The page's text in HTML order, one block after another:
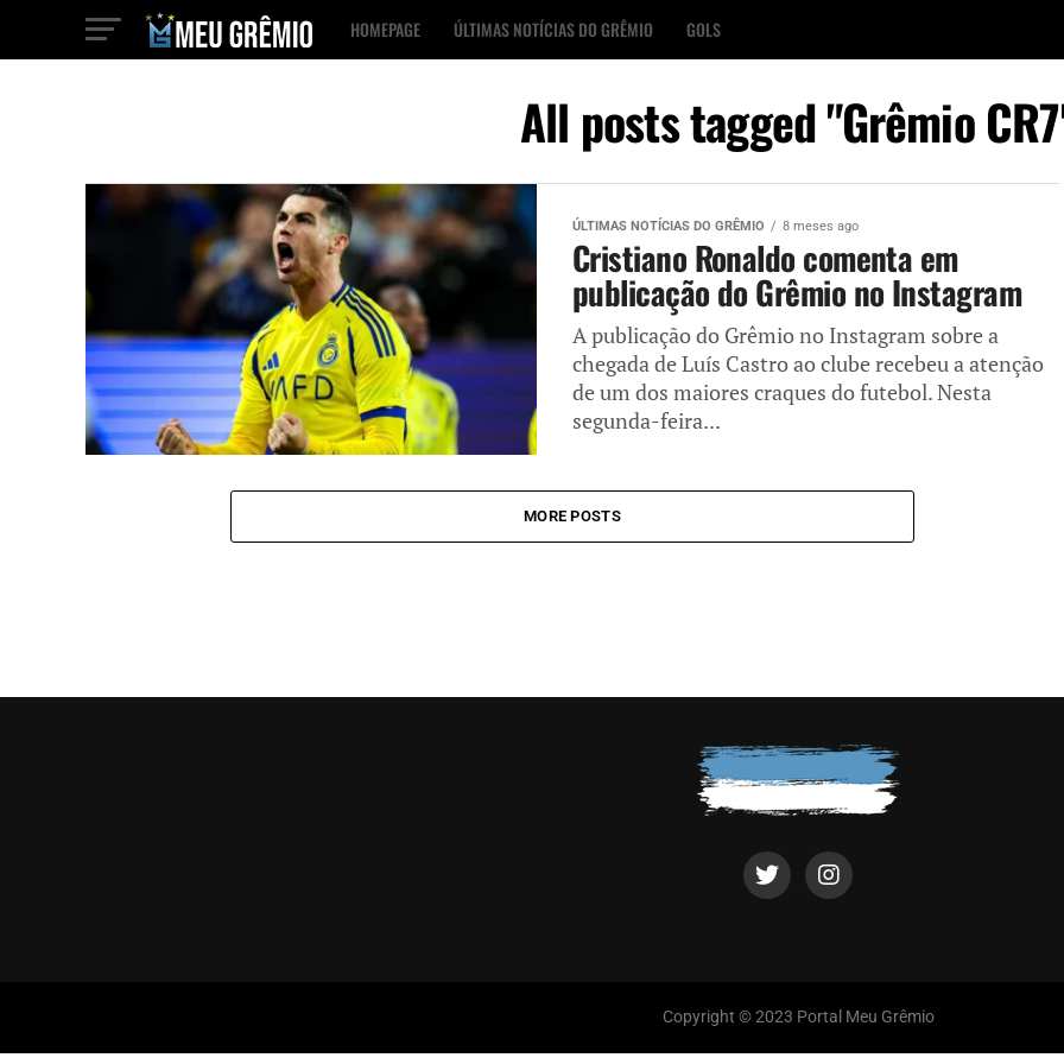
HOMEPAGE ÚLTIMAS NOTÍCIAS DO GRÊMIO GOLS
All posts tagged "Grêmio
ÚLTIMAS NOTÍCIAS DO GRÊMIO 8 meses ago
Cristiano Ronaldo comenta em
publicação do Grêmio no Instagram
A publicação do Grêmio no Instagram sobre a
chegada de Luís Castro ao clube recebeu a atenção
de um dos maiores craques do futebol. Nesta
segunda-feira...
MORE POSTS
Copyright © 2023 Portal Meu Grêmio